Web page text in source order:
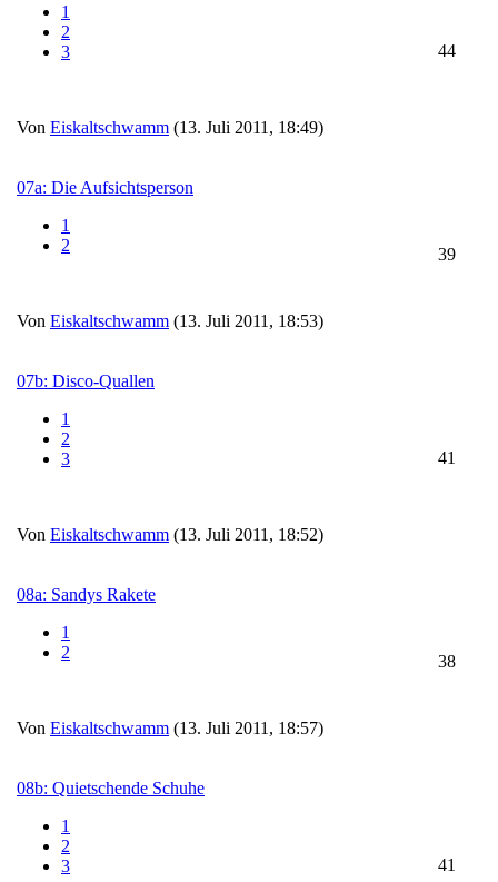
1
2
3
Von Eiskaltschwamm (13. Juli 2011, 18:49)
44
07a: Die Aufsichtsperson
1
2
Von Eiskaltschwamm (13. Juli 2011, 18:53)
39
07b: Disco-Quallen
1
2
3
Von Eiskaltschwamm (13. Juli 2011, 18:52)
41
08a: Sandys Rakete
1
2
Von Eiskaltschwamm (13. Juli 2011, 18:57)
38
08b: Quietschende Schuhe
1
2
3
41